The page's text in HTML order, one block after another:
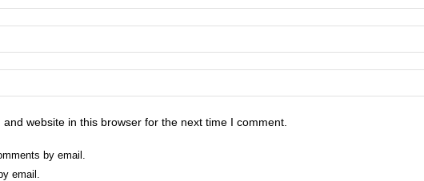
website in this browser for the next time I comment.
by email.
email.